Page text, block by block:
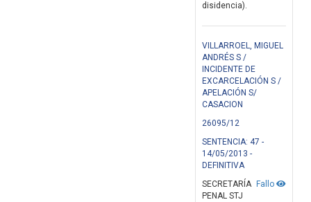
disidencia).
VILLARROEL, MIGUEL
ANDRÉS S /
INCIDENTE DE
EXCARCELACIÓN S /
APELACIÓN S/
CASACION
26095/12
SENTENCIA: 47 -
14/05/2013 -
DEFINITIVA
Fallo
SECRETARÍA
PENAL STJ